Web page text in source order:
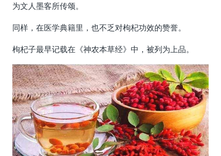
为文人墨客所传颂。
同样，在医学典籍里，也不乏对枸杞功效的赞誉。
枸杞子最早记载在《神农本草经》中，被列为上品。